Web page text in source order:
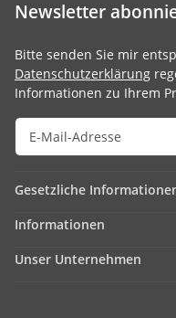
Newsletter
Bitte senden Sie mir
Datenschutzerklärung
Informationen zu Ihrem
Gesetzliche
Informationen
Unser Unternehmen